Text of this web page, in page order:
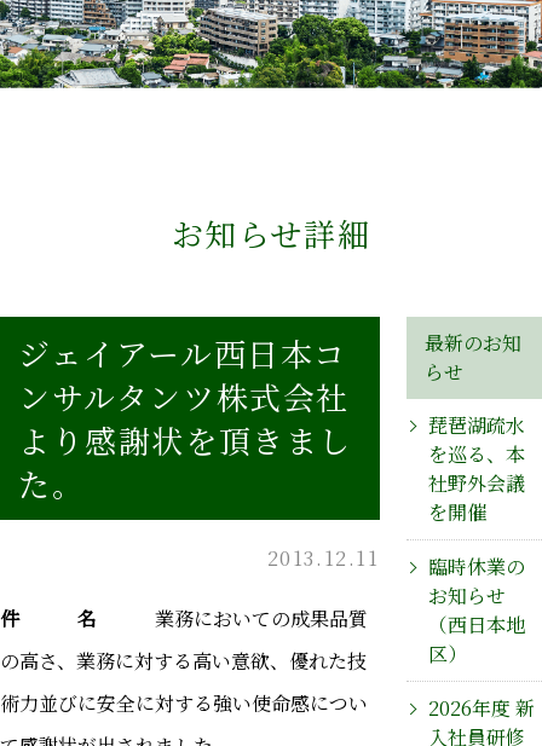
お知らせ詳細
ジェイアール西日本コ
ンサルタンツ株式会社
より感謝状を頂きまし
た。
2013.12.11
件 名 業務においての成果品質
の高さ、業務に対する高い意欲、優れた技
術力並びに安全に対する強い使命感につい
最新のお知
らせ
琵琶湖疏水
を巡る、本
社野外会議
を開催
臨時休業の
お知らせ
（西日本地
区）
2026年度 新
入社員研修